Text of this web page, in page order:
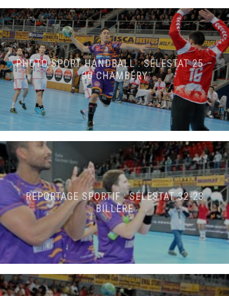
PHOTO SPORT HANDBALL : SÉLESTAT 25 –
30 CHAMBÉRY
REPORTAGE SPORTIF : SÉLESTAT 32-23
BILLÈRE